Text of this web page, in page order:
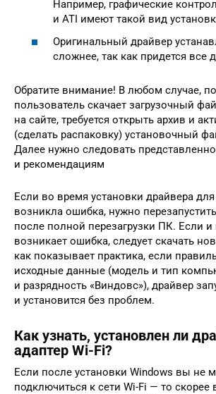
Например, графические
и ATI имеют такой вид
Оригинальный драйвер
сложнее, так как придется все
Обратите внимание! В любом случае,
пользователь скачает загрузочный
на сайте, требуется открыть архив и
(сделать распаковку) установочный
Далее нужно следовать
и рекомендациям
Если во время установки драйвера
возникла ошибка, нужно
после полной перезагрузки ПК. Если и
возникает ошибка, следует скачать
как показывает практика, если
исходные данные (модель и тип
и разрядность «Виндовс»), драйвер
и установится без проблем.
Как узнать, установлен ли
адаптер Wi-Fi?
Если после установки Windows вы не
подключиться к сети Wi-Fi — то скорее